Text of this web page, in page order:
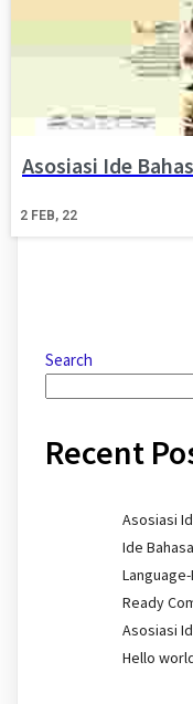
Asosiasi Ide
2 FEB, 22
Search
Recent
Asosiasi
Ide
Ready
Asosiasi
Hello